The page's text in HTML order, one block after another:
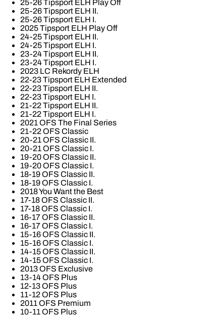
25-26 Tipsport ELH Play Off
25-26 Tipsport ELH II.
25-26 Tipsport ELH I.
2025 Tipsport ELH Play Off
24-25 Tipsport ELH II.
24-25 Tipsport ELH I.
23-24 Tipsport ELH II.
23-24 Tipsport ELH I.
2023 LC Rekordy ELH
22-23 Tipsport ELH Extended
22-23 Tipsport ELH II.
22-23 Tipsport ELH I.
21-22 Tipsport ELH II.
21-22 Tipsport ELH I.
2021 OFS The Final Series
21-22 OFS Classic
20-21 OFS Classic II.
20-21 OFS Classic I.
19-20 OFS Classic II.
19-20 OFS Classic I.
18-19 OFS Classic II.
18-19 OFS Classic I.
2018 You Want the Best
17-18 OFS Classic II.
17-18 OFS Classic I.
16-17 OFS Classic II.
16-17 OFS Classic I.
15-16 OFS Classic II.
15-16 OFS Classic I.
14-15 OFS Classic II.
14-15 OFS Classic I.
2013 OFS Exclusive
13-14 OFS Plus
12-13 OFS Plus
11-12 OFS Plus
2011 OFS Premium
10-11 OFS Plus